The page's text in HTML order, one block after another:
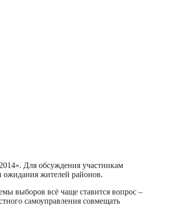
Для обсуждения участникам
ожидания жителей районов.
выборов всё чаще ставится вопрос –
самоуправления совмещать